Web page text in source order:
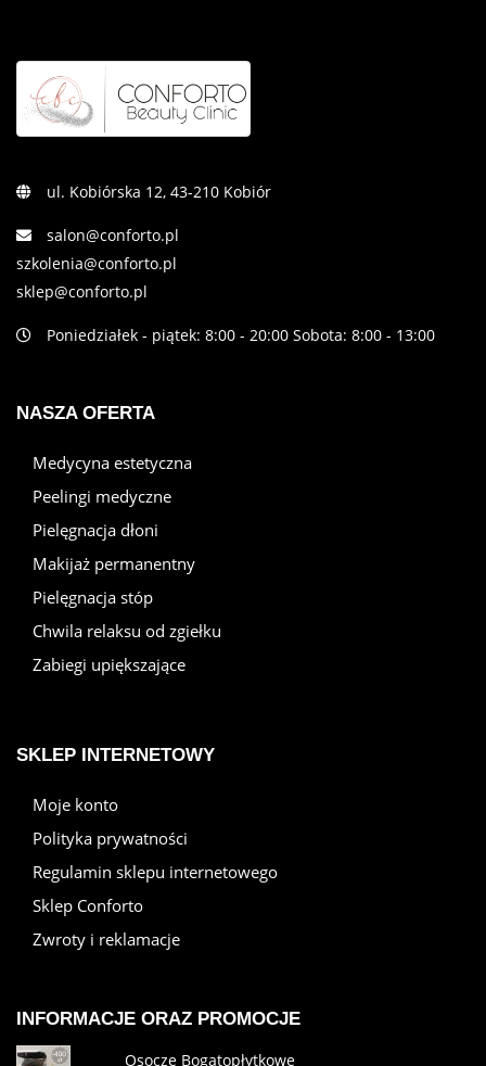
ul. Kobiórska 12, 43-210 Kobiór
salon@conforto.pl
szkolenia@conforto.pl
sklep@conforto.pl
Poniedziałek - piątek: 8:00 - 20:00 Sobota: 8:00 - 13:00
NASZA OFERTA
Medycyna estetyczna
Peelingi medyczne
Pielęgnacja dłoni
Makijaż permanentny
Pielęgnacja stóp
Chwila relaksu od zgiełku
Zabiegi upiększające
SKLEP INTERNETOWY
Moje konto
Polityka prywatności
Regulamin sklepu internetowego
Sklep Conforto
Zwroty i reklamacje
INFORMACJE ORAZ PROMOCJE
Osocze Bogatopłytkowe